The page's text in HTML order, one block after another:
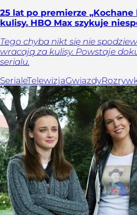
25 lat po premierze „Kochane
kulisy. HBO Max szykuje
Tego chyba nikt się nie
wracają za kulisy. Powstaje
serialu.
SerialeTelewizjaGwiazdy